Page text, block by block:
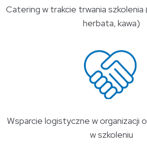
Catering w trakcie trwania szkolenia
herbata, kawa)
Wsparcie logistyczne w organizacji
w szkoleniu